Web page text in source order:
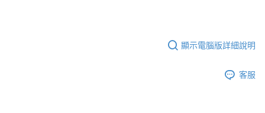
顯示電腦版詳細說明
客服